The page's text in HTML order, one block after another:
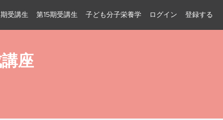
受講生 第15期受講生 子ども分子栄養学 ログイン 登録する
座